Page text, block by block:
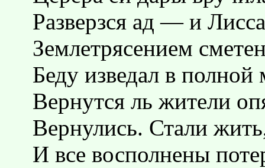
Разверзся ад — и
Землетрясением
Беду изведал в полной
Вернутся ль жители
Вернулись. Стали
И все восполнены